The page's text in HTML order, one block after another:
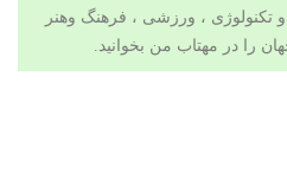
و تکنولوژی ، ورزشی ، فرهنگ وهنر
را در مهتاب من بخوانید.